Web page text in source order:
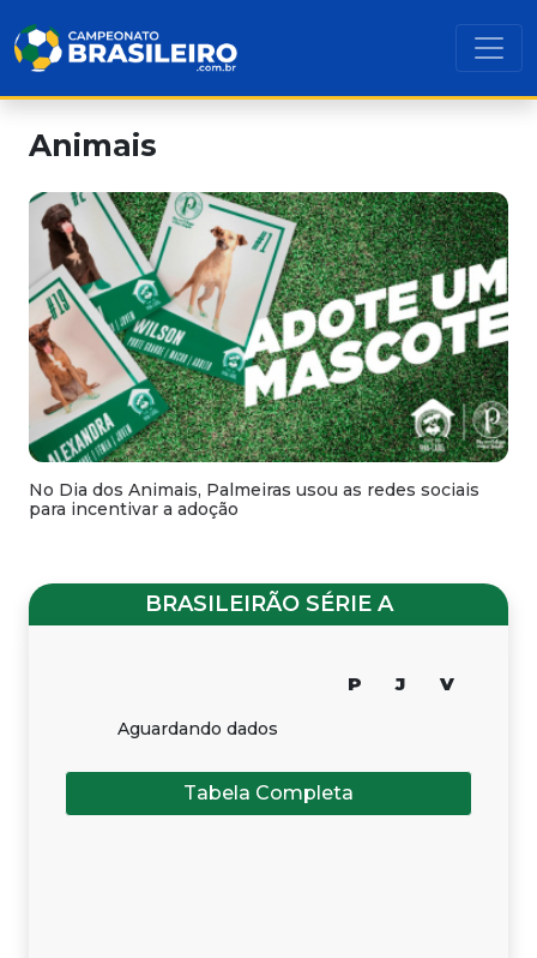
Animais
No Dia dos Animais, Palmeiras usou as redes sociais
para incentivar a adoção
BRASILEIRÃO SÉRIE A
P J V
Aguardando dados
Tabela Completa